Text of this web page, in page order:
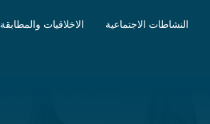
النشاطات الاجتماعية الاخلاقيات والمطابقة